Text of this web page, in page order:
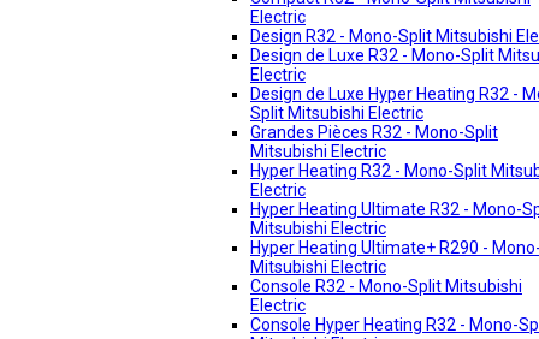
Electric
Design R32 - Mono-Split Mitsubishi
Design de Luxe R32 - Mono-Split
Electric
Design de Luxe Hyper Heating R32 -
Split Mitsubishi Electric
Grandes Pièces R32 - Mono-Split
Mitsubishi Electric
Hyper Heating R32 - Mono-Split
Electric
Hyper Heating Ultimate R32 - Mono-
Mitsubishi Electric
Hyper Heating Ultimate+ R290 -
Mitsubishi Electric
Console R32 - Mono-Split Mitsubishi
Electric
Console Hyper Heating R32 - Mono-